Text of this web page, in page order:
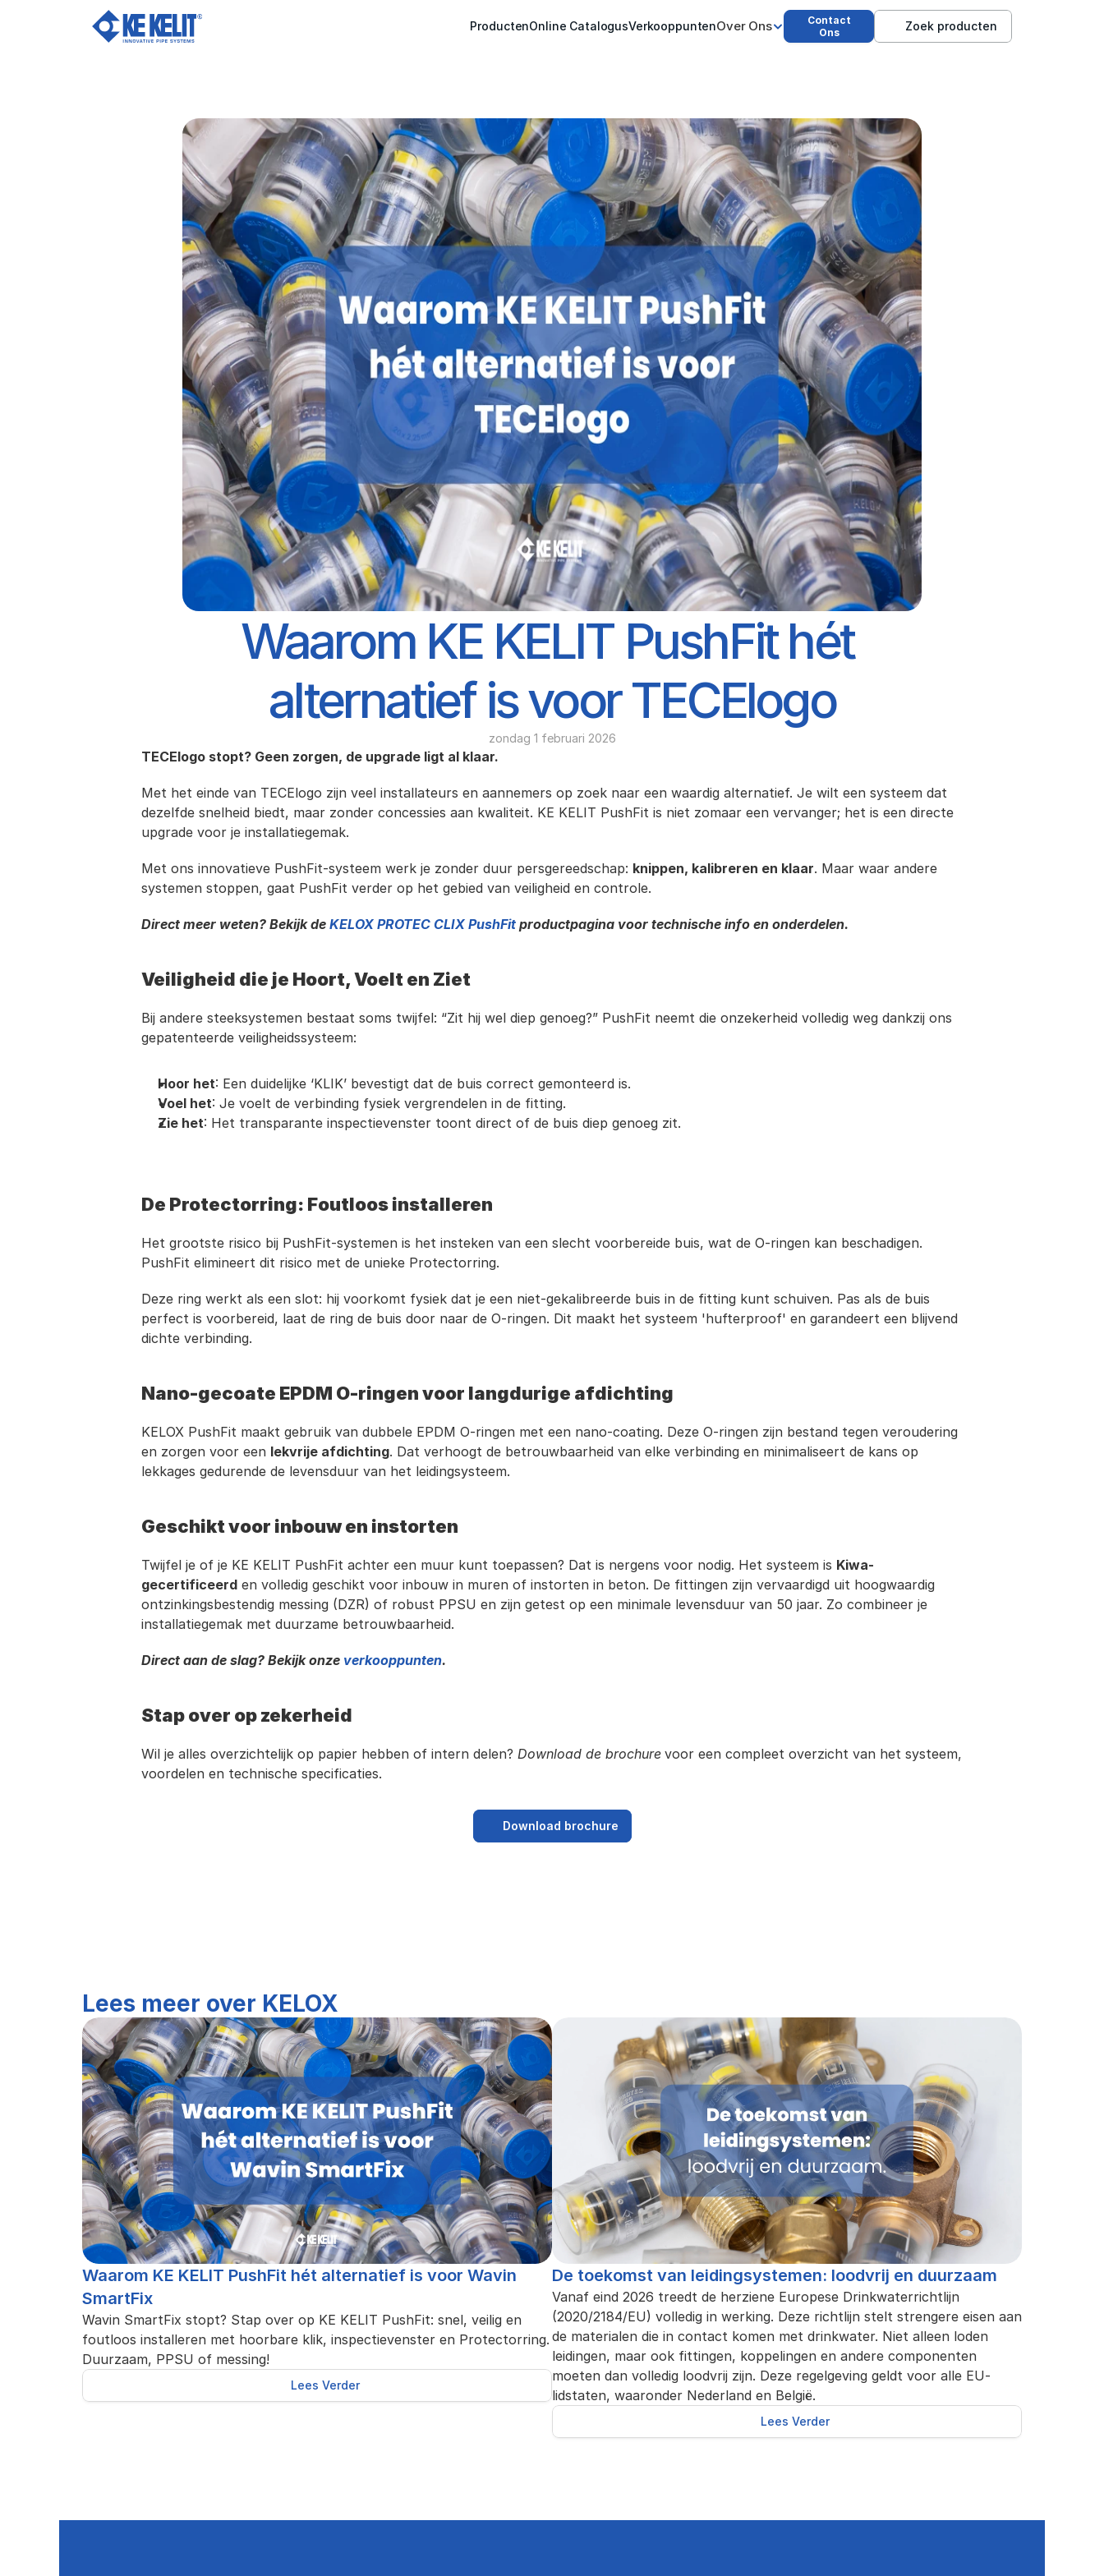
ProductenOnline CatalogusVerkooppuntenOver Ons
Contact
Ons
Zoek producten
Waarom KE KELIT PushFit hét
alternatief is voor TECElogo
zondag 1 februari 2026
TECElogo stopt? Geen zorgen, de upgrade ligt al klaar.
Met het einde van TECElogo zijn veel installateurs en aannemers op zoek naar een waardig alternatief. Je wilt een systeem dat
dezelfde snelheid biedt, maar zonder concessies aan kwaliteit. KE KELIT PushFit is niet zomaar een vervanger; het is een directe
upgrade voor je installatiegemak.
Met ons innovatieve PushFit-systeem werk je zonder duur persgereedschap: knippen, kalibreren en klaar. Maar waar andere
systemen stoppen, gaat PushFit verder op het gebied van veiligheid en controle.
Direct meer weten? Bekijk de KELOX PROTEC CLIX PushFit productpagina voor technische info en onderdelen.
Veiligheid die je Hoort, Voelt en Ziet
Bij andere steeksystemen bestaat soms twijfel: “Zit hij wel diep genoeg?” PushFit neemt die onzekerheid volledig weg dankzij ons
gepatenteerde veiligheidssysteem:
Hoor het: Een duidelijke ‘KLIK’ bevestigt dat de buis correct gemonteerd is.
Voel het: Je voelt de verbinding fysiek vergrendelen in de fitting.
Zie het: Het transparante inspectievenster toont direct of de buis diep genoeg zit.
De Protectorring: Foutloos installeren
Het grootste risico bij PushFit-systemen is het insteken van een slecht voorbereide buis, wat de O-ringen kan beschadigen.
PushFit elimineert dit risico met de unieke Protectorring.
Deze ring werkt als een slot: hij voorkomt fysiek dat je een niet-gekalibreerde buis in de fitting kunt schuiven. Pas als de buis
perfect is voorbereid, laat de ring de buis door naar de O-ringen. Dit maakt het systeem 'hufterproof' en garandeert een blijvend
dichte verbinding.
Nano-gecoate EPDM O-ringen voor langdurige afdichting
KELOX PushFit maakt gebruik van dubbele EPDM O-ringen met een nano-coating. Deze O-ringen zijn bestand tegen veroudering
en zorgen voor een lekvrije afdichting. Dat verhoogt de betrouwbaarheid van elke verbinding en minimaliseert de kans op
lekkages gedurende de levensduur van het leidingsysteem.
Geschikt voor inbouw en instorten
Twijfel je of je KE KELIT PushFit achter een muur kunt toepassen? Dat is nergens voor nodig. Het systeem is Kiwa-
gecertificeerd en volledig geschikt voor inbouw in muren of instorten in beton. De fittingen zijn vervaardigd uit hoogwaardig
ontzinkingsbestendig messing (DZR) of robust PPSU en zijn getest op een minimale levensduur van 50 jaar. Zo combineer je
installatiegemak met duurzame betrouwbaarheid.
Direct aan de slag? Bekijk onze verkooppunten.
Stap over op zekerheid
Wil je alles overzichtelijk op papier hebben of intern delen? Download de brochure voor een compleet overzicht van het systeem,
voordelen en technische specificaties.
Download brochure
Lees meer over KELOX
Waarom KE KELIT PushFit hét alternatief is voor Wavin
SmartFix
Wavin SmartFix stopt? Stap over op KE KELIT PushFit: snel, veilig en
foutloos installeren met hoorbare klik, inspectievenster en Protectorring.
Duurzaam, PPSU of messing!
Lees Verder
De toekomst van leidingsystemen: loodvrij en duurzaam
Vanaf eind 2026 treedt de herziene Europese Drinkwaterrichtlijn
(2020/2184/EU) volledig in werking. Deze richtlijn stelt strengere eisen aan
de materialen die in contact komen met drinkwater. Niet alleen loden
leidingen, maar ook fittingen, koppelingen en andere componenten
moeten dan volledig loodvrij zijn. Deze regelgeving geldt voor alle EU-
lidstaten, waaronder Nederland en België.
Lees Verder